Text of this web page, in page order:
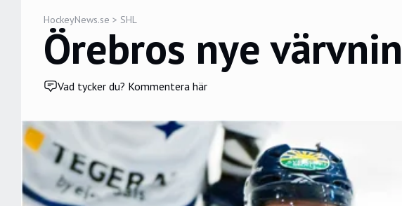
HockeyNews.se > SHL
Örebros nye
Vad tycker du? Kommentera här